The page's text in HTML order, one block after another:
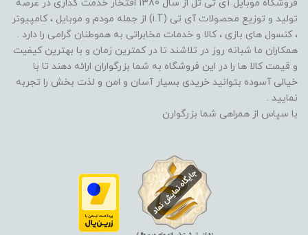
فروشگاه موبایل آی تی تل از سال 1380 افتخار خدمت گذاری در عرصه
تولید و توزیع محصولات آی تی (i.T) از جمله مودم و موبایل ، کامپیوتر
، کنسول های بازی ، کالا و خدمات مخابراتی به هموطنان گرامی را دارد .
همکاران ما شبانه روز در تلاشند تا در کمترین زمان و با بهترین کیفیت
و قیمت کالا ها را در این فروشگاه به شما بزرگواران ارائه دهند تا با
خیالی آسوده بتوانید خریدی بسیار آسان و امن و لذت بخش را تجربه
نمایید .
با سپاس از همراهی شما بزرگوارن